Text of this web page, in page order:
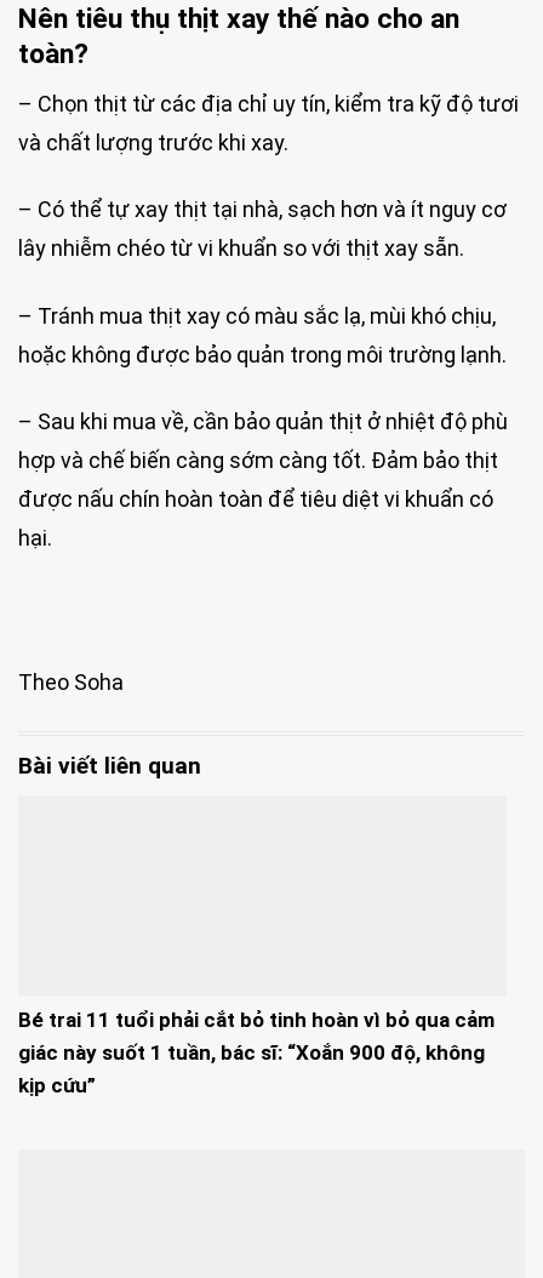
Nên tiêu thụ thịt xay thế nào cho an
toàn?
– Chọn thịt từ các địa chỉ uy tín, kiểm tra kỹ độ tươi
và chất lượng trước khi xay.
– Có thể tự xay thịt tại nhà, sạch hơn và ít nguy cơ
lây nhiễm chéo từ vi khuẩn so với thịt xay sẵn.
– Tránh mua thịt xay có màu sắc lạ, mùi khó chịu,
hoặc không được bảo quản trong môi trường lạnh.
– Sau khi mua về, cần bảo quản thịt ở nhiệt độ phù
hợp và chế biến càng sớm càng tốt. Đảm bảo thịt
được nấu chín hoàn toàn để tiêu diệt vi khuẩn có
hại.
Theo Soha
Bài viết liên quan
Bé trai 11 tuổi phải cắt bỏ tinh hoàn vì bỏ qua cảm
giác này suốt 1 tuần, bác sĩ: “Xoắn 900 độ, không
kịp cứu”